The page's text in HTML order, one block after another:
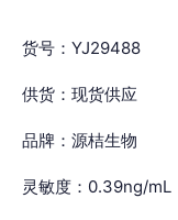
货号：YJ29488
供货：现货供应
品牌：源桔生物
灵敏度：0.39ng/mL